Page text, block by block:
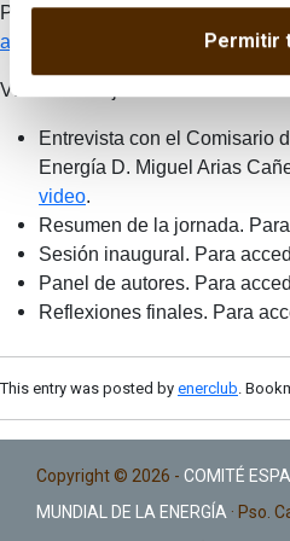
Permitir
Para acceder al Programa y
aquí
Vídeos de la jornada:
Entrevista con el Comisario
Energía D. Miguel Arias
video.
Resumen de la jornada.
Sesión inaugural. Para
Panel de autores. Para
Reflexiones finales. Para
This entry was posted by enerclub .
Copyright © 2026 - COMITÉ
MUNDIAL DE LA ENERGÍA · Pso.